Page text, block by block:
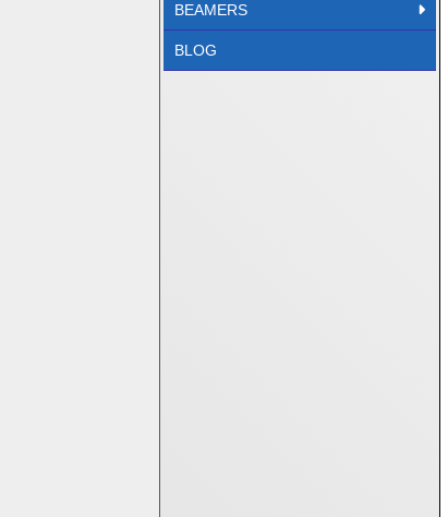
BEAMERS
BLOG